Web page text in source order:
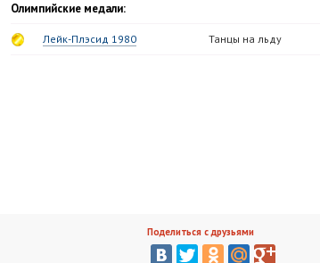
Олимпийские медали:
Лейк-Плэсид 1980 Танцы на льду
Поделиться с друзьями